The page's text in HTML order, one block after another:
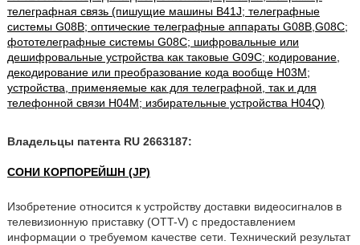
телеграфная связь (пишущие машины B41J; телеграфные
системы G08B; оптические телеграфные аппараты G08B,G08C;
фототелеграфные системы G08C; шифровальные или
дешифровальные устройства как таковые G09C; кодирование,
декодирование или преобразование кода вообще H03M;
устройства, применяемые как для телеграфной, так и для
телефонной связи H04M; избирательные устройства H04Q)
Владельцы патента RU 2663187:
СОНИ КОРПОРЕЙШН (JP)
Изобретение относится к устройству доставки видеосигналов в
телевизионную приставку (OTT-V) с предоставлением
информации о требуемом качестве сети. Технический результат